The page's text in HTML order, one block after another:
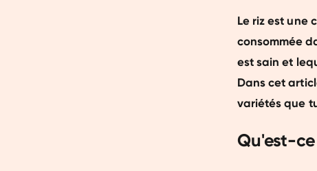
Le riz est une
consommée
est sain et
Dans cet
variétés que
Qu'est-